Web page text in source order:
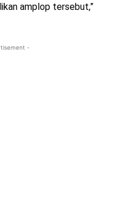
amplop tersebut,”
-